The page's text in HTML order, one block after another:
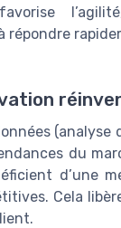
répondre
du
d’une
Cela